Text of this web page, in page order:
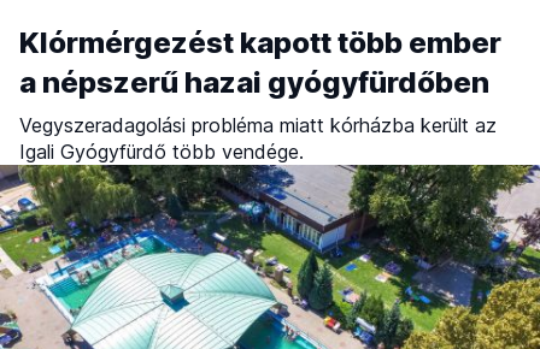
Klórmérgezést kapott több ember
a népszerű hazai gyógyfürdőben
Vegyszeradagolási probléma miatt kórházba került az
Igali Gyógyfürdő több vendége.